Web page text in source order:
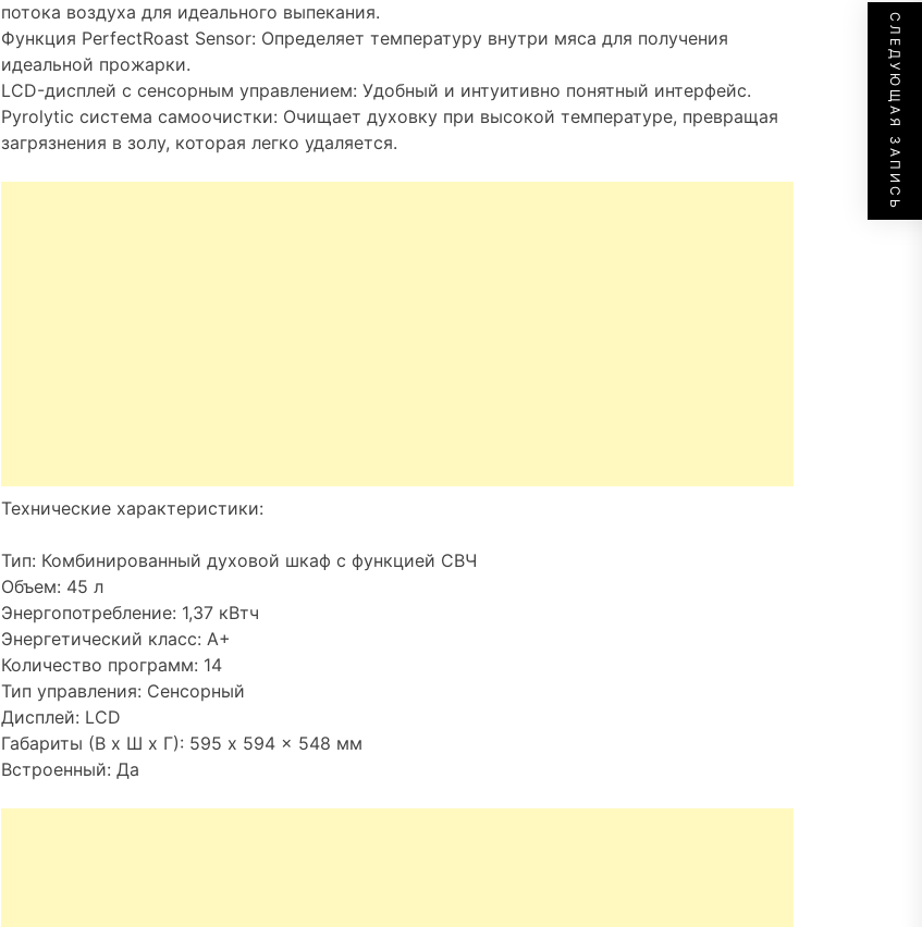
потока воздуха для идеального выпекания.
Функция PerfectRoast Sensor: Определяет температуру внутри мяса для получения
идеальной прожарки.
LCD-дисплей с сенсорным управлением: Удобный и интуитивно понятный интерфейс.
Pyrolytic система самоочистки: Очищает духовку при высокой температуре, превращая
загрязнения в золу, которая легко удаляется.
Технические характеристики:
Тип: Комбинированный духовой шкаф с функцией СВЧ
Объем: 45 л
Энергопотребление: 1,37 кВтч
Энергетический класс: A+
Количество программ: 14
Тип управления: Сенсорный
Дисплей: LCD
Габариты (В x Ш x Г): 595 x 594 x 548 мм
Встроенный: Да
СЛЕДУЮЩАЯ ЗАПИСЬ